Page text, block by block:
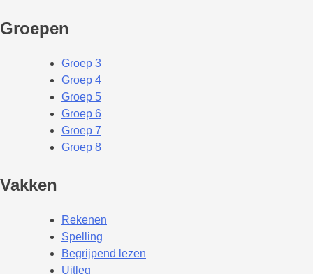
Groepen
Groep 3
Groep 4
Groep 5
Groep 6
Groep 7
Groep 8
Vakken
Rekenen
Spelling
Begrijpend lezen
Uitleg